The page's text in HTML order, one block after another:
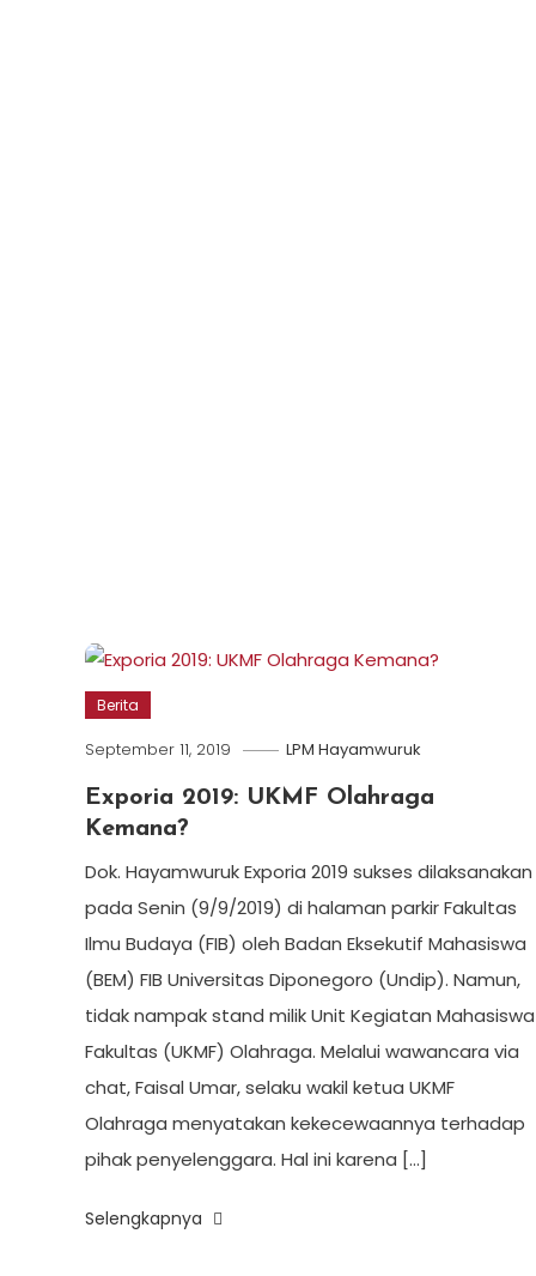
Berita
September 11, 2019 LPM Hayamwuruk
Exporia 2019: UKMF Olahraga
Kemana?
Dok. Hayamwuruk Exporia 2019 sukses dilaksanakan
pada Senin (9/9/2019) di halaman parkir Fakultas
Ilmu Budaya (FIB) oleh Badan Eksekutif Mahasiswa
(BEM) FIB Universitas Diponegoro (Undip). Namun,
tidak nampak stand milik Unit Kegiatan Mahasiswa
Fakultas (UKMF) Olahraga. Melalui wawancara via
chat, Faisal Umar, selaku wakil ketua UKMF
Olahraga menyatakan kekecewaannya terhadap
pihak penyelenggara. Hal ini karena […]
Selengkapnya